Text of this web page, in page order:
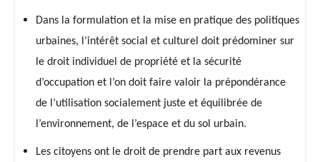
Dans la formulation et la mise en pratique des politiques
urbaines, l’intérêt social et culturel doit prédominer sur
le droit individuel de propriété et la sécurité
d’occupation et l’on doit faire valoir la prépondérance
de l’utilisation socialement juste et équilibrée de
l’environnement, de l’espace et du sol urbain.
Les citoyens ont le droit de prendre part aux revenus